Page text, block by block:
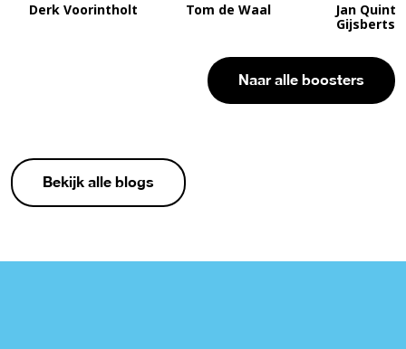
Derk Voorintholt Tom de Waal
Jan
Naar alle boosters
Bekijk alle blogs